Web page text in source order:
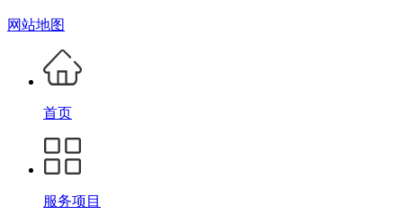
网站地图
首页
服务项目